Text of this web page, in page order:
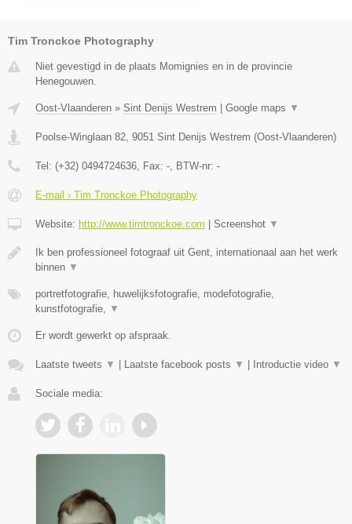
Tim Tronckoe Photography
Niet gevestigd in de plaats Momignies en in de provincie
Henegouwen.
Oost-Vlaanderen » Sint Denijs Westrem Google maps ▼
Poolse-Winglaan 82 9051 Sint Denijs Westrem (Oost-Vlaanderen)
Tel: (+32) 0494724636 , Fax: - , BTW-nr: -
E-mail › Tim Tronckoe Photography
Website: http://www.timtronckoe.com Screenshot ▼
Ik ben professioneel fotograaf uit Gent, internationaal aan het werk
binnen ▼
portretfotografie, huwelijksfotografie, modefotografie,
kunstfotografie,
▼
Er wordt gewerkt op afspraak.
Laatste tweets ▼ Laatste facebook posts ▼ Introductie video ▼
Sociale media: